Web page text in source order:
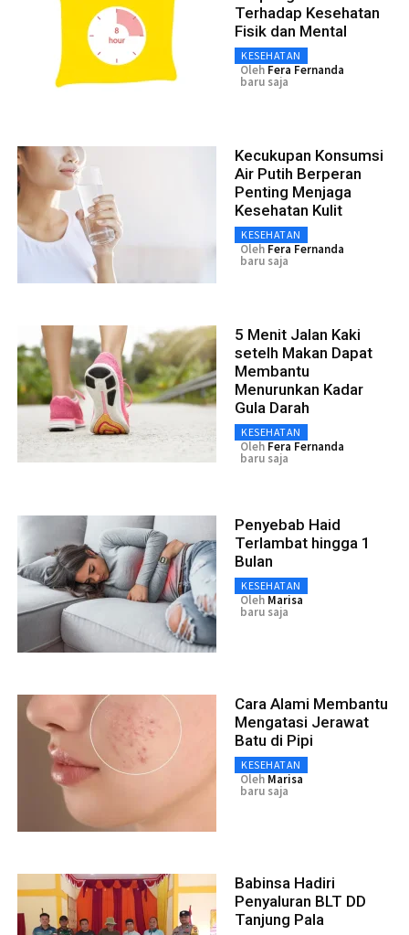
Terhadap Kesehatan
Fisik dan Mental
KESEHATAN
Oleh Fera Fernanda
baru saja
Kecukupan Konsumsi
Air Putih Berperan
Penting Menjaga
Kesehatan Kulit
KESEHATAN
Oleh Fera Fernanda
baru saja
5 Menit Jalan Kaki
setelh Makan Dapat
Membantu
Menurunkan Kadar
Gula Darah
KESEHATAN
Oleh Fera Fernanda
baru saja
Penyebab Haid
Terlambat hingga 1
Bulan
KESEHATAN
Oleh Marisa
baru saja
Cara Alami Membantu
Mengatasi Jerawat
Batu di Pipi
KESEHATAN
Oleh Marisa
baru saja
Babinsa Hadiri
Penyaluran BLT DD
Tanjung Pala